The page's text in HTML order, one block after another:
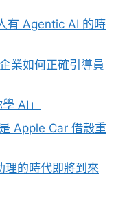
有 Agentic AI 的時
業如何正確引導員
AI」
Apple Car 借殼重
理的時代即將到來